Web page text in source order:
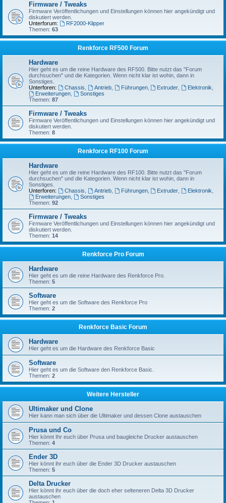
Firmware / Tweaks
Firmware Veröffentlichungen und Einstellungen können hier angekündigt und
diskutiert werden.
Unterforum:
RF2000-Klipper
Themen: 63
Renkforce RF500 Forum
Hardware
Hier geht es um die reine Hardware des RF500. Bitte nutzt das "Forum
durchsuchen" und die Kategorien. Wenn nicht klar ist wohin, dann in
Sonstiges.
Unterforen:
Chassis Antrieb, Führungen, Extruder Elektronik
Erweiterungen,
Sonstiges
Themen: 87
Firmware / Tweaks
Firmware Veröffentlichungen und Einstellungen können hier angekündigt und
diskutiert werden.
Themen: 8
Renkforce RF100 Forum
Hardware
Hier geht es um die reine Hardware des RF100. Bitte nutzt das "Forum
durchsuchen" und die Kategorien. Wenn nicht klar ist wohin, dann in
Sonstiges.
Unterforen:
Chassis Antrieb, Führungen, Extruder Elektronik
Erweiterungen,
Sonstiges
Themen: 92
Firmware / Tweaks
Firmware Veröffentlichungen und Einstellungen können hier angekündigt und
diskutiert werden.
Themen: 14
Renkforce Pro Forum
Hardware
Hier geht es um die reine Hardware des Renkforce Pro.
Themen: 5
Software
Hier geht es um die Software des Renkforce Pro
Themen: 2
Renkforce Basic Forum
Hardware
Hier geht es um die Hardware des Renkforce Basic
Software
Hier geht es um die Software den Renkforce Basic.
Themen: 2
Weitere Hersteller
Ultimaker und Clone
Hier kann man sich über die Ultimaker und dessen Clone austauschen
Prusa und Co
Hier könnt Ihr euch über Prusa und baugleiche Drucker austauschen
Themen: 4
Ender 3D
Hier könnt ihr euch über die Ender 3D Drucker austauschen
Themen: 5
Delta Drucker
Hier könnt ihr euch über die doch eher selteneren Delta 3D Drucker
austauschen